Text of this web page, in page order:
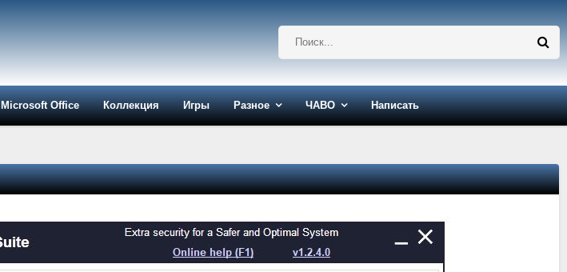
Microsoft Office Коллекция Игры Разное ЧАВО Написать